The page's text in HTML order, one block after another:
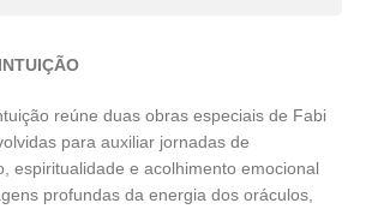
reúne duas obras especiais de Fabi
para auxiliar jornadas de
espiritualidade e acolhimento emocional
profundas da energia dos oráculos,